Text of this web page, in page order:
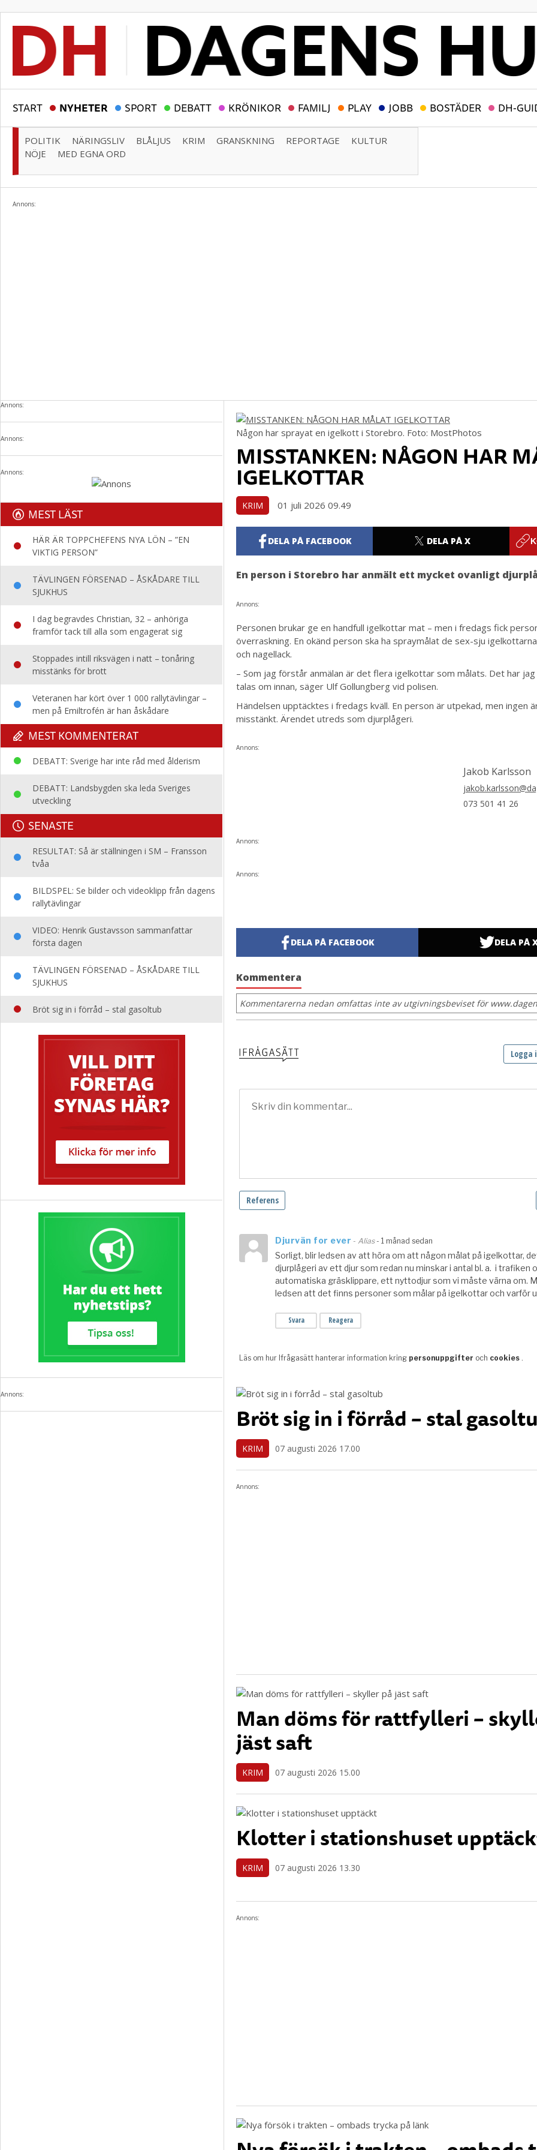
START NYHETER SPORT DEBATT KRÖNIKOR FAMILJ PLAY JOBB BOSTÄDER DH-
POLITIK NÄRINGSLIV BLÅLJUS KRIM GRANSKNING REPORTAGE
KULTUR
NÖJE
MED EGNA ORD
Annons:
Annons:
Annons:
Annons:
MEST LÄST
HÄR ÄR TOPPCHEFENS NYA LÖN – ”EN
VIKTIG PERSON”
TÄVLINGEN FÖRSENAD – ÅSKÅDARE TILL
SJUKHUS
I dag begravdes Christian, 32 – anhöriga
framför tack till alla som engagerat sig
Stoppades intill riksvägen i natt – tonåring
misstänks för brott
Veteranen har kört över 1 000 rallytävlingar –
men på Emiltrofén är han åskådare
MEST KOMMENTERAT
DEBATT: Sverige har inte råd med ålderism
DEBATT: Landsbygden ska leda Sveriges
utveckling
SENASTE
RESULTAT: Så är ställningen i SM – Fransson
tvåa
BILDSPEL: Se bilder och videoklipp från dagens
rallytävlingar
VIDEO: Henrik Gustavsson sammanfattar
första dagen
TÄVLINGEN FÖRSENAD – ÅSKÅDARE TILL
SJUKHUS
Bröt sig in i förråd – stal gasoltub
Annons:
Någon har sprayat en igelkott i Storebro. Foto: MostPhotos
MISSTANKEN: NÅGON HAR
IGELKOTTAR
KRIM 01 juli 2026 09.49
DELA PÅ FACEBOOK DELA PÅ X
En person i Storebro har anmält ett mycket ovanligt
Annons:
Personen brukar ge en handfull igelkottar mat – men i fredags fick
överraskning. En okänd person ska ha spraymålat de sex-sju
och nagellack.
– Som jag förstår anmälan är det flera igelkottar som målats. Det har
talas om innan, säger Ulf Gollungberg vid polisen.
Händelsen upptäcktes i fredags kväll. En person är utpekad, men ingen
misstänkt. Ärendet utreds som djurplågeri.
Annons:
Jakob Karlsson
073 501 41 26
Annons:
Annons:
DELA PÅ FACEBOOK DELA PÅ
Kommentera
Kommentarerna nedan omfattas inte av utgivningsbeviset för
Bröt sig in i förråd – stal
KRIM 07 augusti 2026 17.00
Annons:
Man döms för rattfylleri –
jäst saft
KRIM 07 augusti 2026 15.00
Klotter i stationshuset
KRIM 07 augusti 2026 13.30
Annons: